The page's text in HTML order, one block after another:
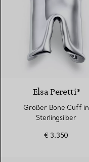
Elsa Peretti®
Großer Bone Cuff in
Sterlingsilber
€ 3.350